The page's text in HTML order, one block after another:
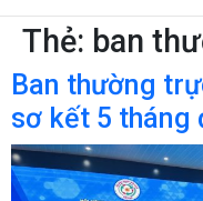
Thẻ: ban
Ban thường
sơ kết 5 tháng